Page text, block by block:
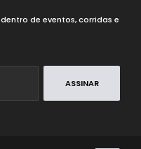
de eventos, corridas e
ASSINAR